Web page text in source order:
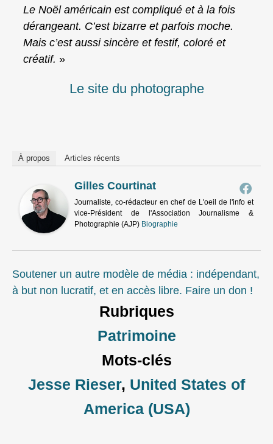
Le Noël américain est compliqué et à la fois
dérangeant. C’est bizarre et parfois moche.
Mais c’est aussi sincère et festif, coloré et
créatif. »
Le site du photographe
À propos Articles récents
Gilles Courtinat
Journaliste, co-rédacteur en chef de L'oeil de l'info et
vice-Président de l'Association Journalisme &
Photographie (AJP) Biographie
Soutener un autre modèle de média : indépendant,
à but non lucratif, et en accès libre. Faire un don !
Rubriques
Patrimoine
Mots-clés
Jesse Rieser, United States of
America (USA)